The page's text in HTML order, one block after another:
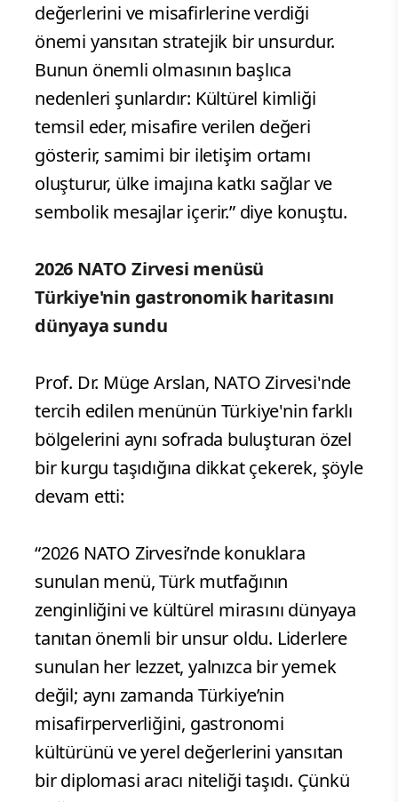
değerlerini ve misafirlerine verdiği
önemi yansıtan stratejik bir unsurdur.
Bunun önemli olmasının başlıca
nedenleri şunlardır: Kültürel kimliği
temsil eder, misafire verilen değeri
gösterir, samimi bir iletişim ortamı
oluşturur, ülke imajına katkı sağlar ve
sembolik mesajlar içerir.” diye konuştu.
2026 NATO Zirvesi menüsü
Türkiye'nin gastronomik haritasını
dünyaya sundu
Prof. Dr. Müge Arslan, NATO Zirvesi'nde
tercih edilen menünün Türkiye'nin farklı
bölgelerini aynı sofrada buluşturan özel
bir kurgu taşıdığına dikkat çekerek, şöyle
devam etti:
“2026 NATO Zirvesi’nde konuklara
sunulan menü, Türk mutfağının
zenginliğini ve kültürel mirasını dünyaya
tanıtan önemli bir unsur oldu. Liderlere
sunulan her lezzet, yalnızca bir yemek
değil; aynı zamanda Türkiye’nin
misafirperverliğini, gastronomi
kültürünü ve yerel değerlerini yansıtan
bir diplomasi aracı niteliği taşıdı. Çünkü